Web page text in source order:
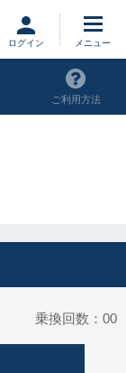
ログイン
ご利用方法
乗換回数：00